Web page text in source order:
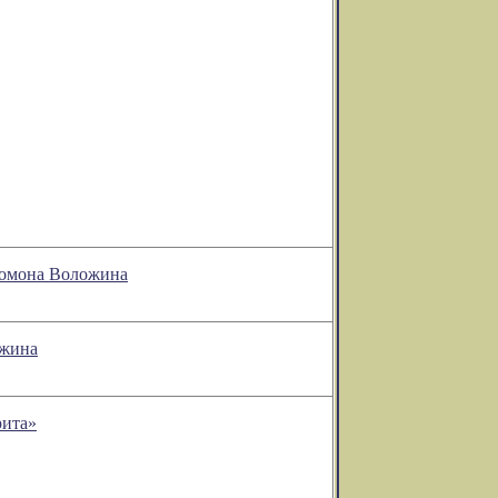
Воложина